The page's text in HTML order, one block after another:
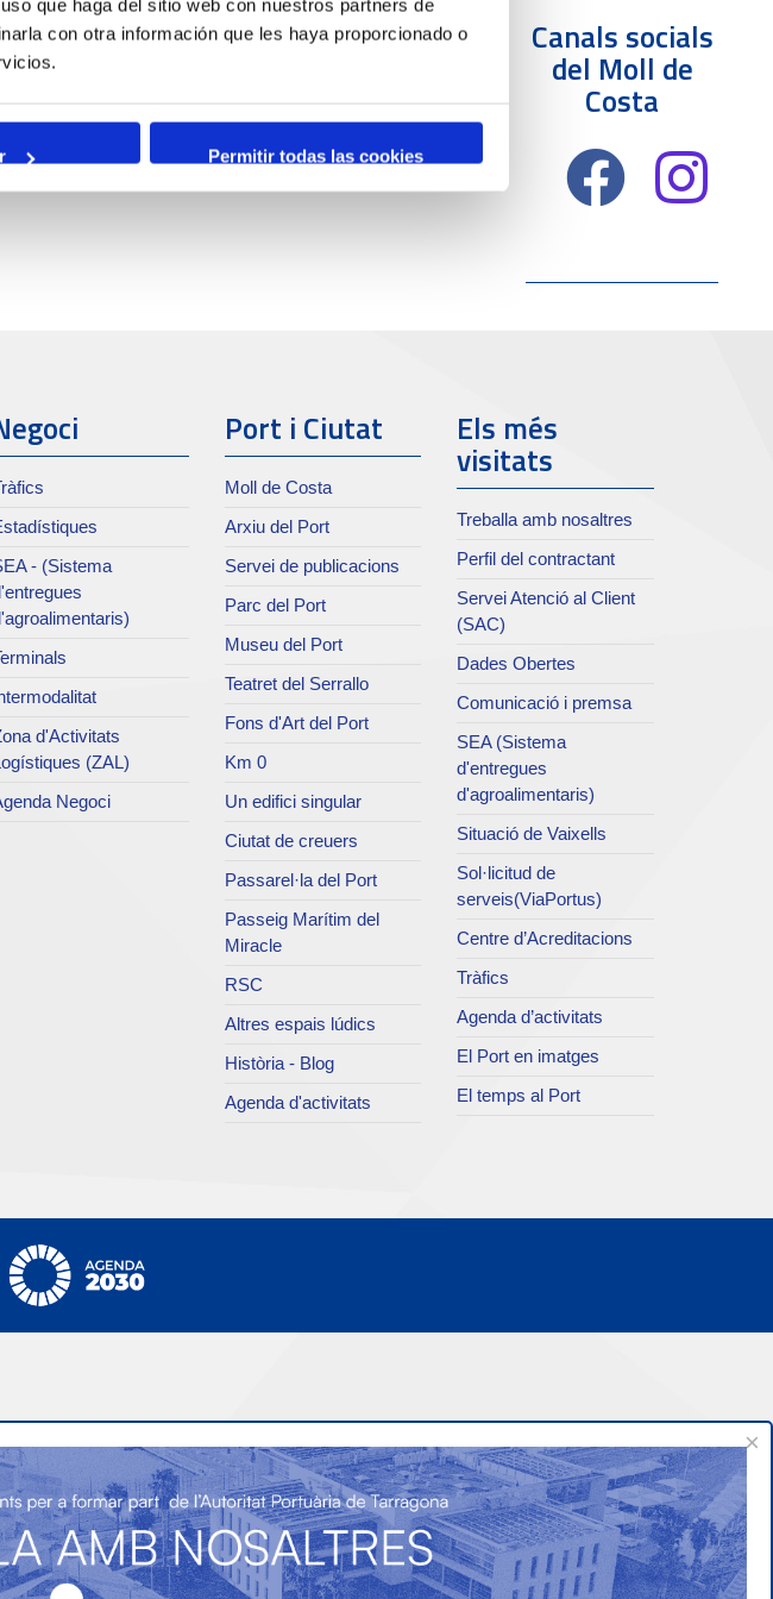
que haga del sitio web con nuestros partners de
con otra información que les haya proporcionado o
Permitir todas las cookies
Canals socials
del Moll de
Costa
- (Sistema
d'Activitats
(ZAL)
Negoci
Port i Ciutat
Moll de Costa
Arxiu del Port
Servei de publicacions
Parc del Port
Museu del Port
Teatret del Serrallo
Fons d'Art del Port
Km 0
Un edifici singular
Ciutat de creuers
Passarel·la del Port
Passeig Marítim del
Miracle
RSC
Altres espais lúdics
Història - Blog
Agenda d'activitats
Els més
visitats
Treballa amb nosaltres
Perfil del contractant
Servei Atenció al Client
(SAC)
Dades Obertes
Comunicació i premsa
SEA (Sistema
d'entregues
d'agroalimentaris)
Situació de Vaixells
Sol·licitud de
serveis(ViaPortus)
Centre d’Acreditacions
Tràfics
Agenda d’activitats
El Port en imatges
El temps al Port
d'interès Confiança i seguretat ×